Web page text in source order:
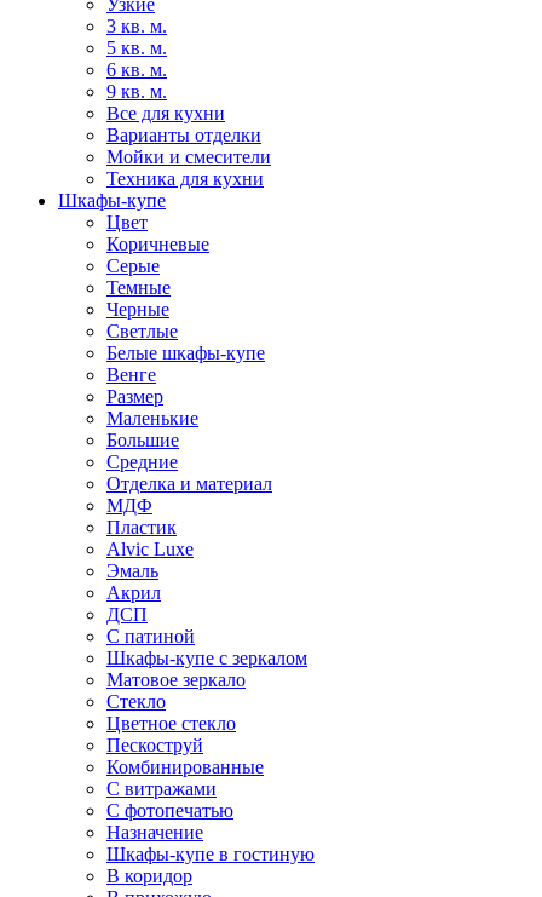
Узкие
3 кв. м.
5 кв. м.
6 кв. м.
9 кв. м.
Все для кухни
Варианты отделки
Мойки и смесители
Техника для кухни
Шкафы-купе
Цвет
Коричневые
Серые
Темные
Черные
Светлые
Белые шкафы-купе
Венге
Размер
Маленькие
Большие
Средние
Отделка и материал
МДФ
Пластик
Alvic Luxe
Эмаль
Акрил
ДСП
С патиной
Шкафы-купе с зеркалом
Матовое зеркало
Стекло
Цветное стекло
Пескоструй
Комбинированные
С витражами
С фотопечатью
Назначение
Шкафы-купе в гостиную
В коридор